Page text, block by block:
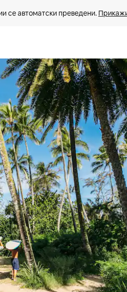
се автоматски преведени.
нагоре и надолу или